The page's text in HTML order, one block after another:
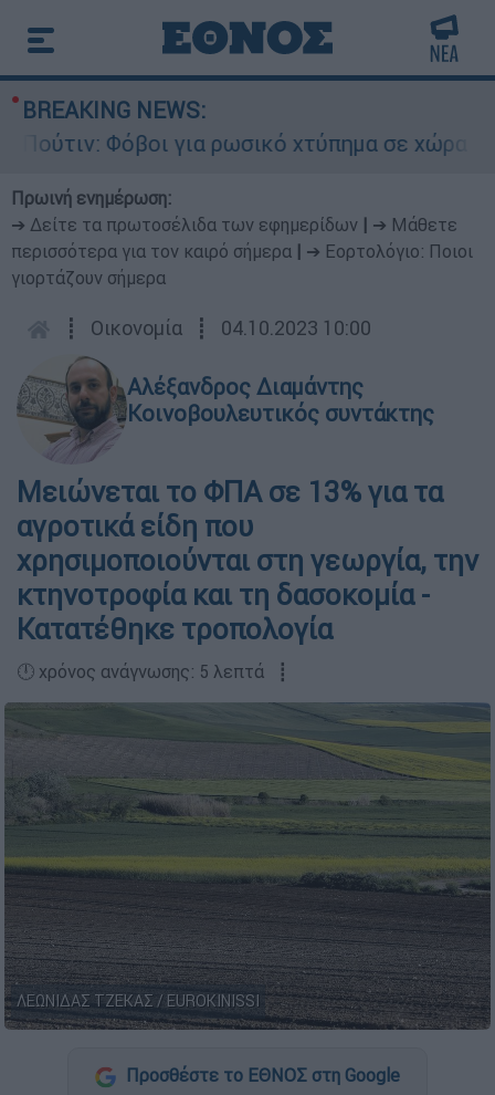
BREAKING NEWS:
Φόβοι για ρωσικό χτύπημα σε χώρα του
Πρωινή ενημέρωση:
➔ Δείτε τα πρωτοσέλιδα των εφημερίδων
➔ Μάθετε
περισσότερα για τον καιρό σήμερα
➔ Εορτολόγιο: Ποιοι
γιορτάζουν σήμερα
┋ Οικονομία ┋ 04.10.2023 10:00
Αλέξανδρος Διαμάντης
Κοινοβουλευτικός συντάκτης
Μειώνεται το ΦΠΑ σε 13% για τα
αγροτικά είδη που
χρησιμοποιούνται στη γεωργία, την
κτηνοτροφία και τη δασοκομία -
Κατατέθηκε τροπολογία
🕛 χρόνος ανάγνωσης: 5 λεπτά ┋
ΛΕΩΝΙΔΑΣ ΤΖΕΚΑΣ / EUROKINISSI
Προσθέστε το ΕΘΝΟΣ στη Google